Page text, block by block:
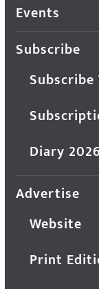
Events
Subscribe
Diary 2026
Advertise
Website
Print